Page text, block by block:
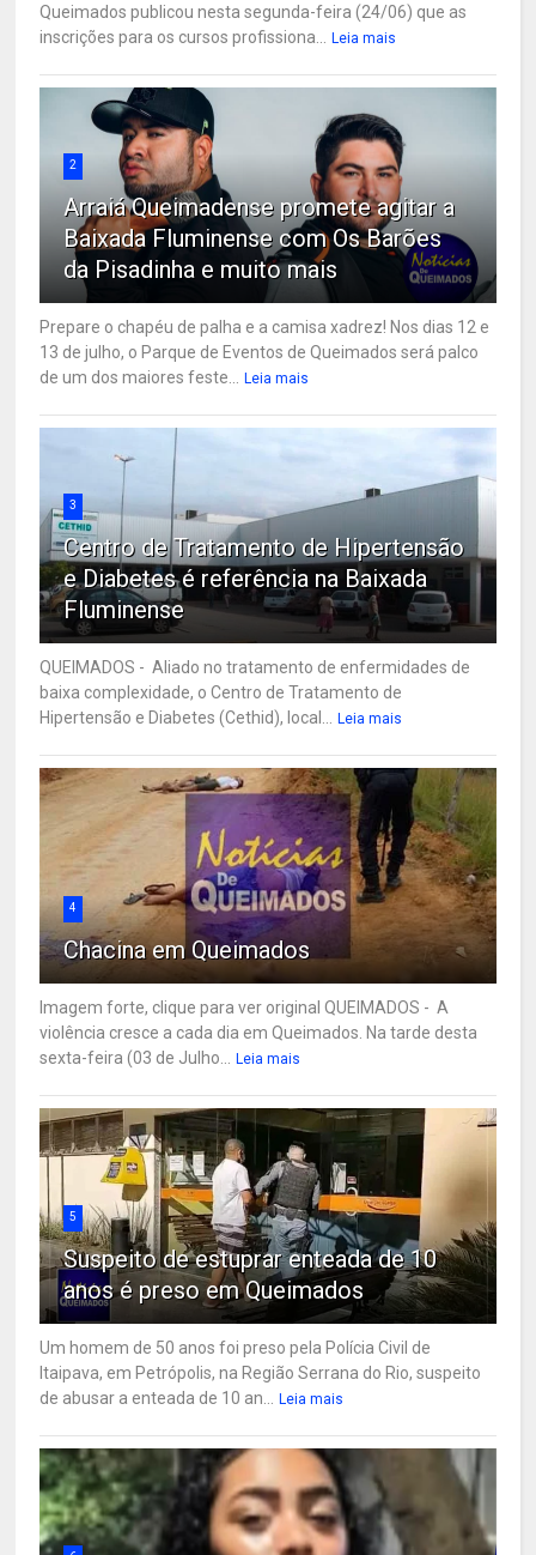
Queimados publicou nesta segunda-feira (24/06) que as
inscrições para os cursos profissiona...
Leia mais
2
Arraiá Queimadense promete agitar a
Baixada Fluminense com Os Barões
da Pisadinha e muito mais
Prepare o chapéu de palha e a camisa xadrez! Nos dias 12 e
13 de julho, o Parque de Eventos de Queimados será palco
de um dos maiores feste...
Leia mais
3
Centro de Tratamento de Hipertensão
e Diabetes é referência na Baixada
Fluminense
QUEIMADOS - Aliado no tratamento de enfermidades de
baixa complexidade, o Centro de Tratamento de
Hipertensão e Diabetes (Cethid), local...
Leia mais
4
Chacina em Queimados
Imagem forte, clique para ver original QUEIMADOS - A
violência cresce a cada dia em Queimados. Na tarde desta
sexta-feira (03 de Julho...
Leia mais
5
Suspeito de estuprar enteada de 10
anos é preso em Queimados
Um homem de 50 anos foi preso pela Polícia Civil de
Itaipava, em Petrópolis, na Região Serrana do Rio, suspeito
de abusar a enteada de 10 an...
Leia mais